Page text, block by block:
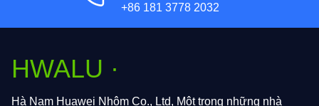
+86 181 3778 2032
HWALU ·
Hà Nam Huawei Nhôm Co., Ltd, Một trong những nhà